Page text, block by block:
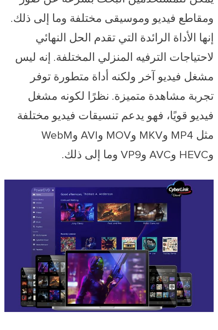
ومقاطع فيديو وموسيقى مختلفة وما إلى ذلك.
إنها الأداة الرائدة التي تقدم الحل النهائي
لاحتياجات الترفيه المنزلي المختلفة. إنه ليس
مشغل فيديو آخر ولكنه أداة متطورة توفر
تجربة مشاهدة متميزة. نظرًا لكونه مشغل
فيديو قويًا، فهو يدعم تنسيقات فيديو مختلفة
مثل MP4 وMKV وMOV وAVI وWebM
وHEVC وAVC وVP9 وما إلى ذلك.